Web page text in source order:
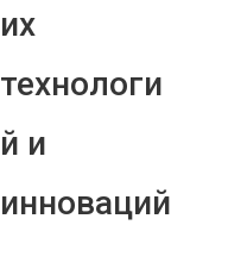
их
технологи
й и
инноваций